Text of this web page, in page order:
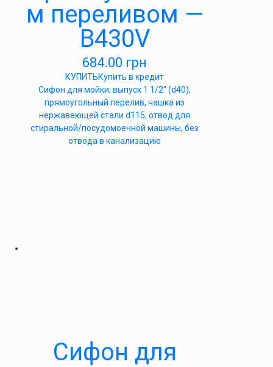
м переливом —
В430V
684.00 грн
КУПИТЬКупить в кредит
Сифон для мойки, выпуск 1 1/2″ (d40),
прямоугольный перелив, чашка из
нержавеющей стали d115, отвод для
стиральной/посудомоечной машины, без
отвода в канализацию
Сифон для